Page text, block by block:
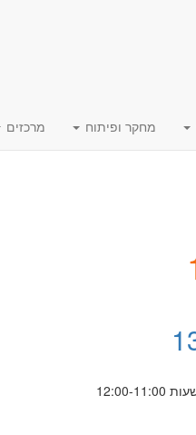
מחקר ופיתוח מרכזים